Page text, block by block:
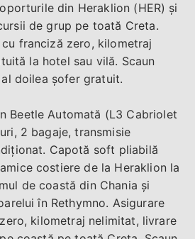
din Heraklion (HER) și
de grup pe toată Creta.
franciză zero, kilometraj
la hotel sau vilă. Scaun
doilea șofer gratuit.
Beetle Automată (L3 Cabriolet
2 bagaje, transmisie
Capotă soft pliabilă
costiere de la Heraklion la
de coastă din Chania și
în Rethymno. Asigurare
kilometraj nelimitat, livrare